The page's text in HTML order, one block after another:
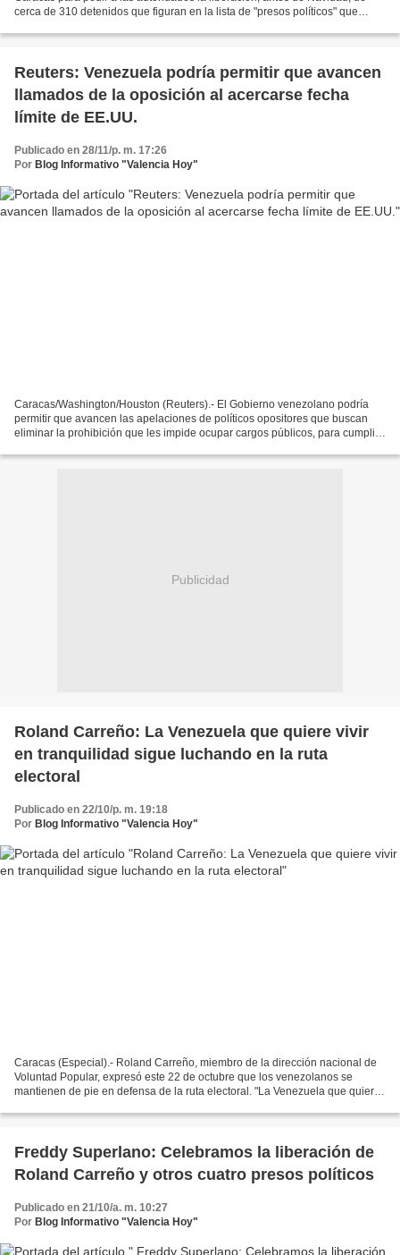
cerca de 310 detenidos que figuran en la lista de "presos políticos" que
Reuters: Venezuela podría permitir que avancen
llamados de la oposición al acercarse fecha
límite de EE.UU.
Publicado en 28/11/p. m. 17:26
Por Blog Informativo "Valencia Hoy"
Caracas/Washington/Houston (Reuters).- El Gobierno venezolano podría
permitir que avancen las apelaciones de políticos opositores que buscan
eliminar la prohibición que les impide ocupar cargos públicos, para cumplir
Publicidad
Roland Carreño: La Venezuela que quiere vivir
en tranquilidad sigue luchando en la ruta
electoral
Publicado en 22/10/p. m. 19:18
Por Blog Informativo "Valencia Hoy"
Caracas (Especial).- Roland Carreño, miembro de la dirección nacional de
Voluntad Popular, expresó este 22 de octubre que los venezolanos se
mantienen de pie en defensa de la ruta electoral. "La Venezuela que quiere
Freddy Superlano: Celebramos la liberación de
Roland Carreño y otros cuatro presos políticos
Publicado en 21/10/a. m. 10:27
Por Blog Informativo "Valencia Hoy"